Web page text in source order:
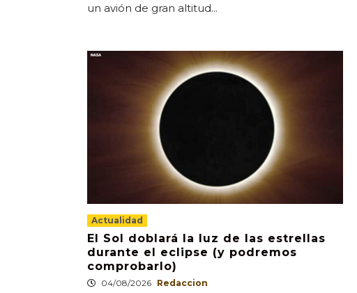
un avión de gran altitud...
Actualidad
El Sol doblará la luz de las estrellas
durante el eclipse (y podremos
comprobarlo)
04/08/2026 Redaccion